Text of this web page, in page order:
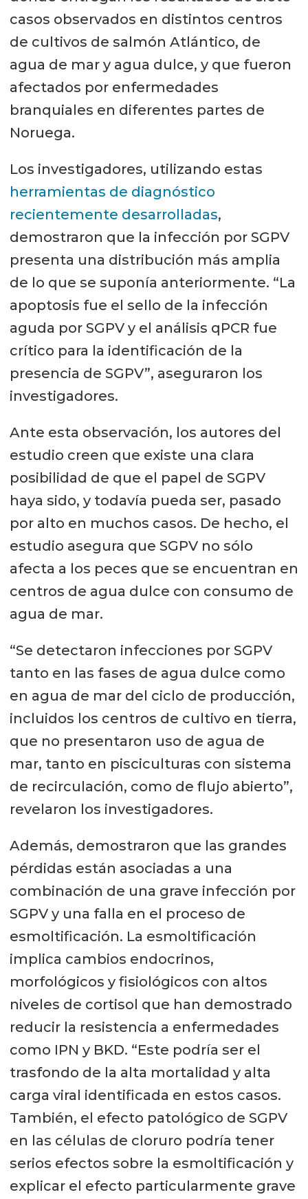
casos observados en distintos centros
de cultivos de salmón Atlántico, de
agua de mar y agua dulce, y que fueron
afectados por enfermedades
branquiales en diferentes partes de
Noruega.
Los investigadores, utilizando estas
herramientas de diagnóstico
recientemente desarrolladas,
demostraron que la infección por SGPV
presenta una distribución más amplia
de lo que se suponía anteriormente. “La
apoptosis fue el sello de la infección
aguda por SGPV y el análisis qPCR fue
crítico para la identificación de la
presencia de SGPV”, aseguraron los
investigadores.
Ante esta observación, los autores del
estudio creen que existe una clara
posibilidad de que el papel de SGPV
haya sido, y todavía pueda ser, pasado
por alto en muchos casos. De hecho, el
estudio asegura que SGPV no sólo
afecta a los peces que se encuentran en
centros de agua dulce con consumo de
agua de mar.
“Se detectaron infecciones por SGPV
tanto en las fases de agua dulce como
en agua de mar del ciclo de producción,
incluidos los centros de cultivo en tierra,
que no presentaron uso de agua de
mar, tanto en pisciculturas con sistema
de recirculación, como de flujo abierto”,
revelaron los investigadores.
Además, demostraron que las grandes
pérdidas están asociadas a una
combinación de una grave infección por
SGPV y una falla en el proceso de
esmoltificación. La esmoltificación
implica cambios endocrinos,
morfológicos y fisiológicos con altos
niveles de cortisol que han demostrado
reducir la resistencia a enfermedades
como IPN y BKD. “Este podría ser el
trasfondo de la alta mortalidad y alta
carga viral identificada en estos casos.
También, el efecto patológico de SGPV
en las células de cloruro podría tener
serios efectos sobre la esmoltificación y
explicar el efecto particularmente grave